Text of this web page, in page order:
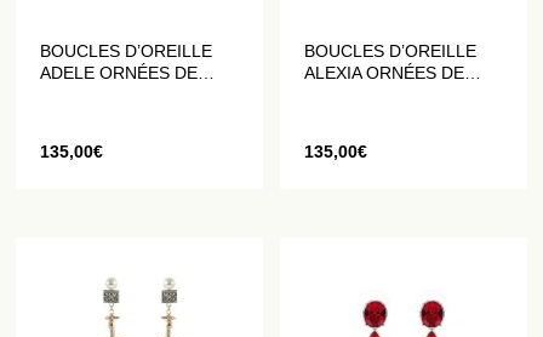
BOUCLES D’OREILLE
ADELE ORNÉES DE
135,00€
BOUCLES D’OREILLE
ALEXIA ORNÉES DE
135,00€